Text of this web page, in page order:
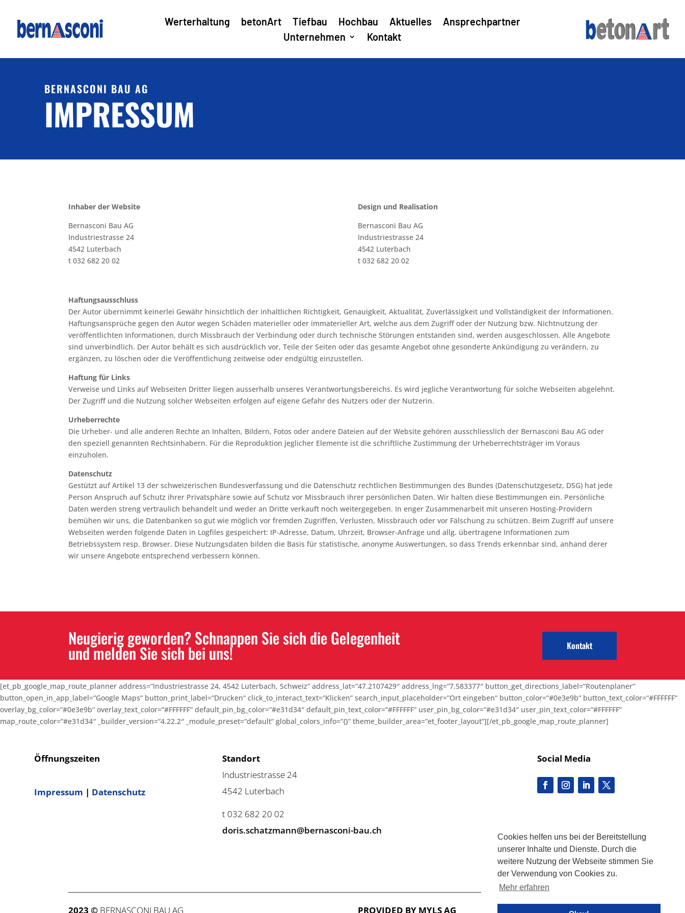
Cookies helfen uns bei der Bereitstellung
unserer Inhalte und Dienste. Durch die
weitere Nutzung der Webseite stimmen Sie
der Verwendung von Cookies zu.
Mehr erfahren
Werterhaltung betonArt Tiefbau Hochbau Aktuelles
Ansprechpartner
Unternehmen
Kontakt
BERNASCONI BAU AG
IMPRESSUM
Inhaber der Website
Bernasconi Bau AG
Industriestrasse 24
4542 Luterbach
t 032 682 20 02
Design und Realisation
Bernasconi Bau AG
Industriestrasse 24
4542 Luterbach
t 032 682 20 02
Haftungsausschluss
Der Autor übernimmt keinerlei Gewähr hinsichtlich der inhaltlichen Richtigkeit, Genauigkeit, Aktualität, Zuverlässigkeit und Vollständigkeit der Informationen.
Haftungsansprüche gegen den Autor wegen Schäden materieller oder immaterieller Art, welche aus dem Zugriff oder der Nutzung bzw. Nichtnutzung der
veröffentlichten Informationen, durch Missbrauch der Verbindung oder durch technische Störungen entstanden sind, werden ausgeschlossen. Alle Angebote
sind unverbindlich. Der Autor behält es sich ausdrücklich vor, Teile der Seiten oder das gesamte Angebot ohne gesonderte Ankündigung zu verändern, zu
ergänzen, zu löschen oder die Veröffentlichung zeitweise oder endgültig einzustellen.
Haftung für Links
Verweise und Links auf Webseiten Dritter liegen ausserhalb unseres Verantwortungsbereichs. Es wird jegliche Verantwortung für solche Webseiten abgelehnt.
Der Zugriff und die Nutzung solcher Webseiten erfolgen auf eigene Gefahr des Nutzers oder der Nutzerin.
Urheberrechte
Die Urheber- und alle anderen Rechte an Inhalten, Bildern, Fotos oder andere Dateien auf der Website gehören ausschliesslich der Bernasconi Bau AG oder
den speziell genannten Rechtsinhabern. Für die Reproduktion jeglicher Elemente ist die schriftliche Zustimmung der Urheberrechtsträger im Voraus
einzuholen.
Datenschutz
Gestützt auf Artikel 13 der schweizerischen Bundesverfassung und die Datenschutz rechtlichen Bestimmungen des Bundes (Datenschutzgesetz, DSG) hat jede
Person Anspruch auf Schutz ihrer Privatsphäre sowie auf Schutz vor Missbrauch ihrer persönlichen Daten. Wir halten diese Bestimmungen ein. Persönliche
Daten werden streng vertraulich behandelt und weder an Dritte verkauft noch weitergegeben. In enger Zusammenarbeit mit unseren Hosting-Providern
bemühen wir uns, die Datenbanken so gut wie möglich vor fremden Zugriffen, Verlusten, Missbrauch oder vor Fälschung zu schützen. Beim Zugriff auf unsere
Webseiten werden folgende Daten in Logfiles gespeichert: IP-Adresse, Datum, Uhrzeit, Browser-Anfrage und allg. übertragene Informationen zum
Betriebssystem resp. Browser. Diese Nutzungsdaten bilden die Basis für statistische, anonyme Auswertungen, so dass Trends erkennbar sind, anhand derer
wir unsere Angebote entsprechend verbessern können.
Neugierig geworden? Schnappen Sie sich die Gelegenheit
und melden Sie sich bei uns! Kontakt
[et_pb_google_map_route_planner address=“Industriestrasse 24, 4542 Luterbach, Schweiz“ address_lat=“47.2107429″ address_lng=“7.583377″ button_get_directions_label=“Routenplaner“
button_open_in_app_label=“Google Maps“ button_print_label=“Drucken“ click_to_interact_text=“Klicken“ search_input_placeholder=“Ort eingeben“ button_color=“#0e3e9b“ button_text_color=“#FFFFFF“
overlay_bg_color=“#0e3e9b“ overlay_text_color=“#FFFFFF“ default_pin_bg_color=“#e31d34″ default_pin_text_color=“#FFFFFF“ user_pin_bg_color=“#e31d34″ user_pin_text_color=“#FFFFFF“
map_route_color=“#e31d34″ _builder_version=“4.22.2″ _module_preset=“default“ global_colors_info=“{}“ theme_builder_area=“et_footer_layout“][/et_pb_google_map_route_planner]
Öffnungszeiten
Impressum | Datenschutz
Standort
Industriestrasse 24
4542 Luterbach
t 032 682 20 02
doris.schatzmann@bernasconi-bau.ch
Social Media
2023 © BERNASCONI BAU AG PROVIDED BY MYLS AG